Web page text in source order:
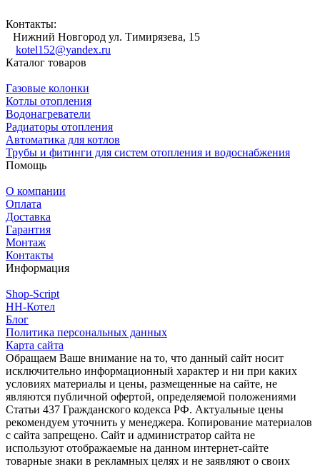
Контакты:
Нижний Новгород ул. Тимирязева, 15
kotel152@yandex.ru
Каталог товаров
Газовые колонки
Котлы отопления
Водонагреватели
Радиаторы отопления
Автоматика для котлов
Трубы и фитинги для систем отопления и водоснабжения
Помощь
О компании
Оплата
Доставка
Гарантия
Монтаж
Контакты
Информация
Shop-Script
НН-Котел
Блог
Политика персональных данных
Карта сайта
Обращаем Ваше внимание на то, что данный сайт носит
исключительно информационный характер и ни при каких
условиях материалы и цены, размещенные на сайте, не
являются публичной офертой, определяемой положениями
Статьи 437 Гражданского кодекса РФ. Актуальные цены
рекомендуем уточнить у менеджера. Копирование материалов
с сайта запрещено. Сайт и администратор сайта не
используют отображаемые на данном интернет-сайте
товарные знаки в рекламных целях и не заявляют о своих